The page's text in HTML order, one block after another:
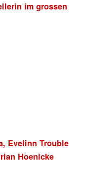
im grossen
Evelinn Trouble
Hoenicke